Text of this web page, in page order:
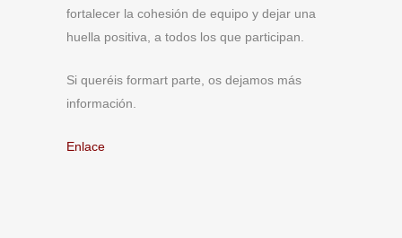
fortalecer la cohesión de equipo y dejar una
huella positiva, a todos los que participan.
Si queréis formart parte, os dejamos más
información.
Enlace